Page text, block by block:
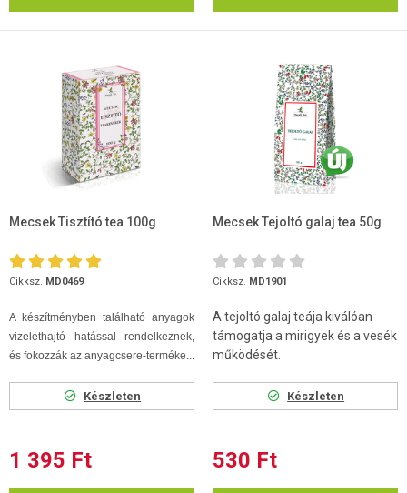
Mecsek Tisztító tea 100g
Cikksz. MD0469
A készítményben található anyagok
vizelethajtó hatással rendelkeznek,
és fokozzák az anyagcsere-terméke...
Készleten
1 395 Ft
Mecsek Tejoltó galaj tea 50g
Cikksz. MD1901
A tejoltó galaj teája kiválóan
támogatja a mirigyek és a vesék
működését.
Készleten
530 Ft